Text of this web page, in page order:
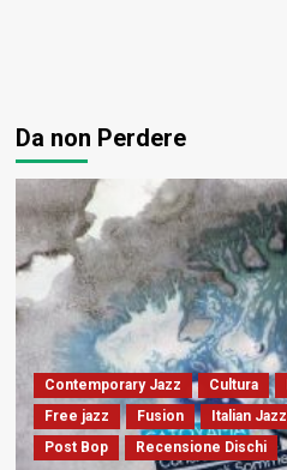
Da non Perdere
Contemporary Jazz Cultura
Free jazz
Fusion Italian Jazz
Post Bop
Recensione Dischi